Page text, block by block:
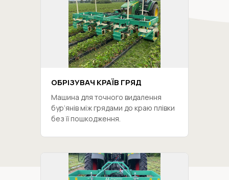
ОБРІЗУВАЧ КРАЇВ ГРЯД
Машина для точного видалення
бур’янів між грядами до краю плівки
без її пошкодження.